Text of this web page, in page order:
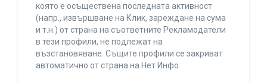
която е осъществена последната активност
(напр., извършване на Клик, зареждане на сума
и т.н.) от страна на съответните Рекламодатели
в тези профили, не подлежат на
възстановяване. Същите профили се закриват
автоматично от страна на Нет Инфо.